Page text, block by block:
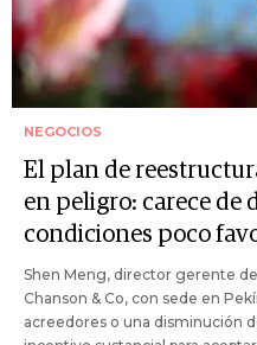
NEGOCIOS
El plan de
en peligro: carece de
condiciones poco
Shen Meng, director gerente
Chanson & Co, con sede en
acreedores o una disminución